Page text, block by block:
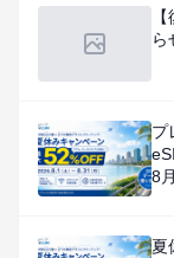
ら
プ
8
夏